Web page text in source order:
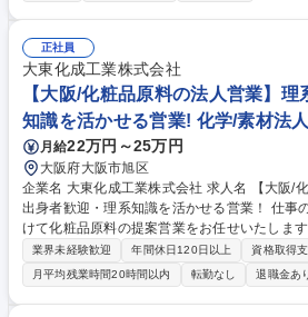
ータ解析、開発支援、技術論文/特許の調査等
共同研究推進の為、定期的な近隣出張を伴う 募集職種 【尼崎】技術開発
職（オープンポジション） フレックス制/副業
正社員
大東化成工業株式会社
【大阪/化粧品原料の法人営業】
知識を活かせる営業! 化学/素材法
月給22万円～25万円
大阪府大阪市旭区
企業名 大東化成工業株式会社 求人名 【大阪/化粧品原料の法人営業】理系
出身者歓迎・理系知識を活かせる営業！ 仕事の内容 国内外のお客様へ向
けて化粧品原料の提案営業をお任せいたしま
し）。メーカーの研究者などに提案いただく
存分に発揮していただく事が可能です！ 【業務詳細】■顧客先からの情報
収集、ニーズの確認・把握■製品の説明、提案
ど■顧客先訪問（国内外出張含む）■展示会へ
業界未経験歓迎 年間休日120日以上
資格取得
月平均残業時間20時間以内
転勤なし 退職金あ